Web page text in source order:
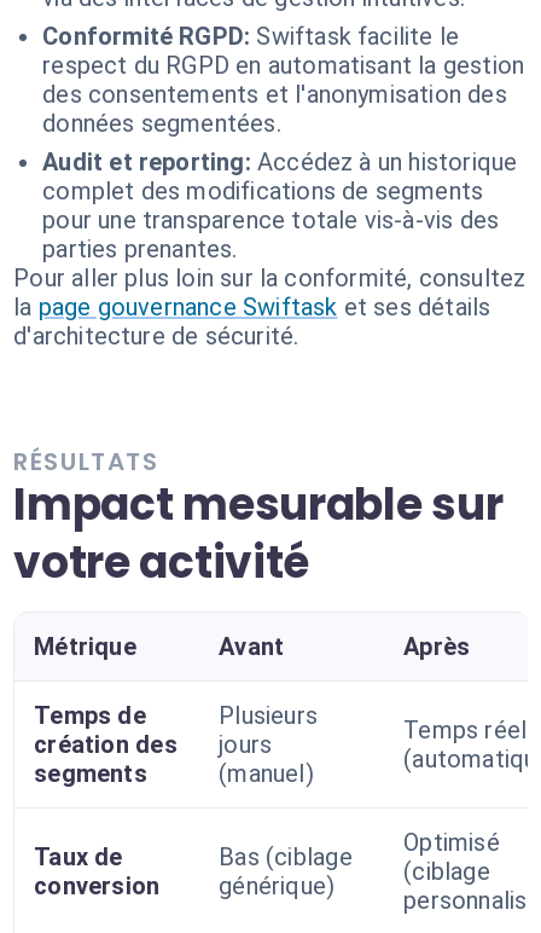
Conformité RGPD: Swiftask facilite le
respect du RGPD en automatisant la gestion
des consentements et l'anonymisation des
données segmentées.
Audit et reporting: Accédez à un historique
complet des modifications de segments
pour une transparence totale vis-à-vis des
parties prenantes.
Pour aller plus loin sur la conformité, consultez
la page gouvernance Swiftask et ses détails
d'architecture de sécurité.
RÉSULTATS
Impact mesurable sur
votre activité
Métrique Avant Après
Temps de
création des
segments
Plusieurs
jours
(manuel)
Temps réel
Taux de
conversion
Bas (ciblage
générique)
Optimisé
(ciblage